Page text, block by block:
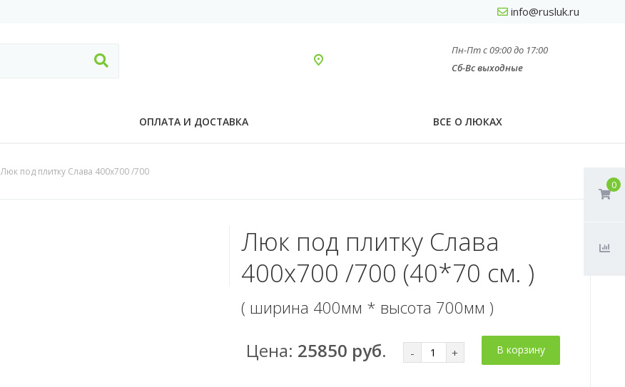
info@rusluk.ru
Пн-Пт с 09:00 до 17:00
Сб-Вс выходные
ОПЛАТА И ДОСТАВКА ВСЕ О ЛЮКАХ
Люк под плитку Слава 400х700 /700
Люк под плитку Слава
400х700 /700 (40*70 см. )
( ширина 400мм * высота 700мм )
Цена: 25850 руб. - + В корзину
0